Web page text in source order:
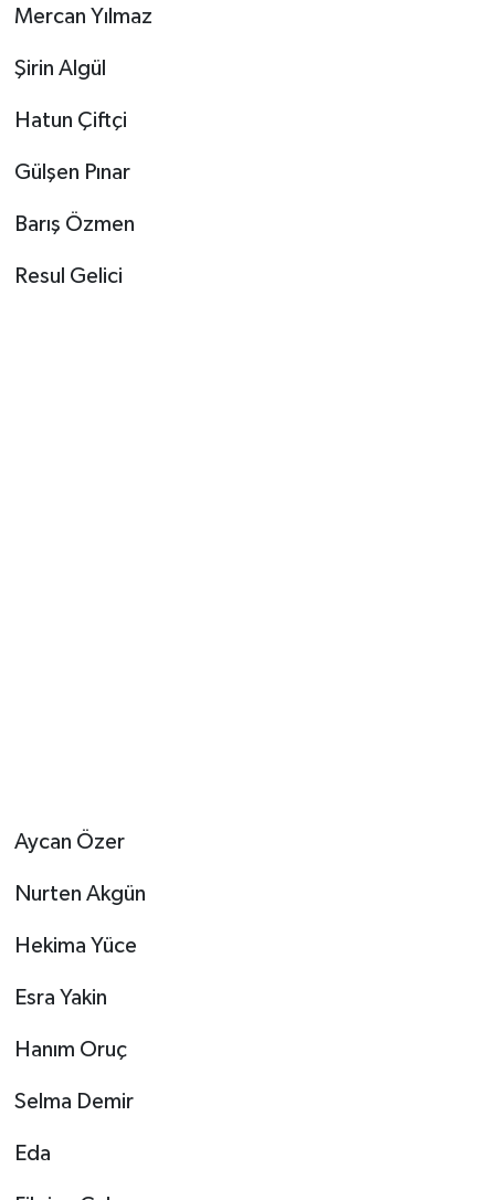
Mercan Yılmaz
Şirin Algül
Hatun Çiftçi
Gülşen Pınar
Barış Özmen
Resul Gelici
Aycan Özer
Nurten Akgün
Hekima Yüce
Esra Yakin
Hanım Oruç
Selma Demir
Eda